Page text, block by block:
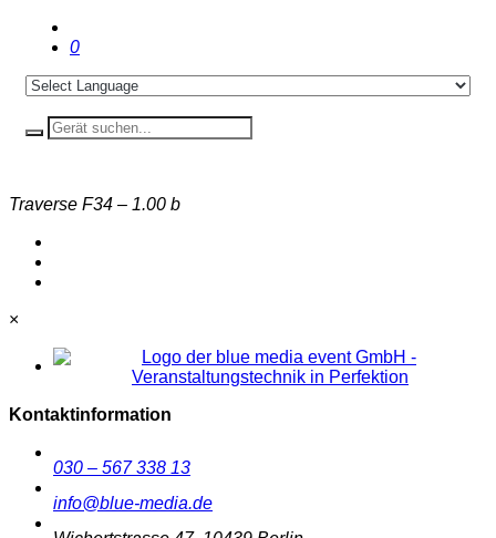
0
Traverse F34 – 1.00 b
×
Kontaktinformation
030 – 567 338 13
info@blue-media.de